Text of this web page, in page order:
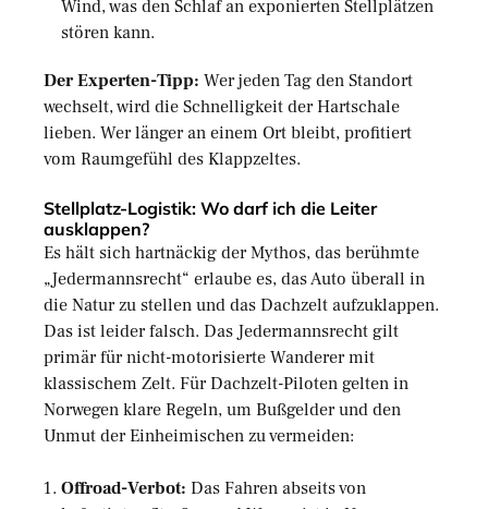
Wind, was den Schlaf an exponierten Stellplätzen
stören kann.
Der Experten-Tipp: Wer jeden Tag den Standort
wechselt, wird die Schnelligkeit der Hartschale
lieben. Wer länger an einem Ort bleibt, profitiert
vom Raumgefühl des Klappzeltes.
Stellplatz-Logistik: Wo darf ich die Leiter
ausklappen?
Es hält sich hartnäckig der Mythos, das berühmte
„Jedermannsrecht“ erlaube es, das Auto überall in
die Natur zu stellen und das Dachzelt aufzuklappen.
Das ist leider falsch. Das Jedermannsrecht gilt
primär für nicht-motorisierte Wanderer mit
klassischem Zelt. Für Dachzelt-Piloten gelten in
Norwegen klare Regeln, um Bußgelder und den
Unmut der Einheimischen zu vermeiden:
Offroad-Verbot: Das Fahren abseits von